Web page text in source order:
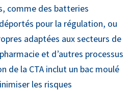
comme des batteries
pour la régulation, ou
adaptées aux secteurs de
et d’autres processus
de la CTA inclut un bac moulé
les risques